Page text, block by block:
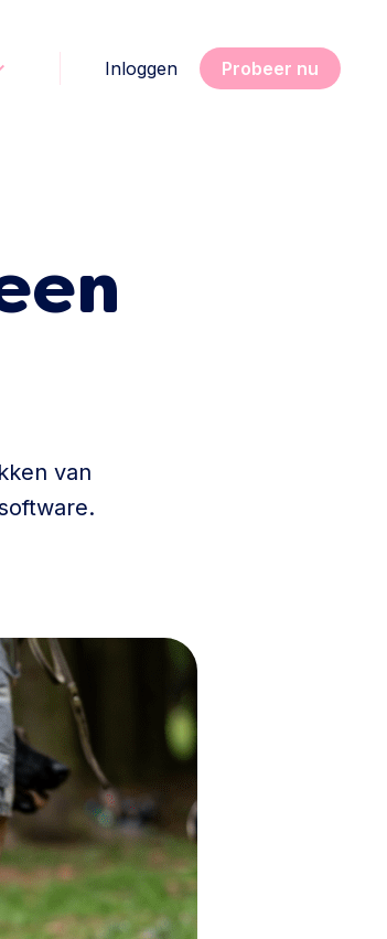
Inloggen Probeer nu
van